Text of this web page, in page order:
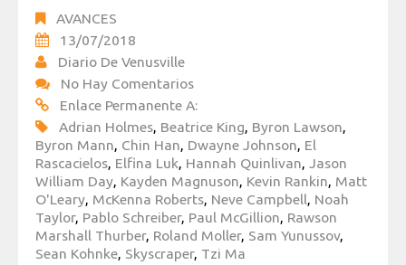
AVANCES
13/07/2018
Diario De Venusville
No Hay Comentarios
Enlace Permanente A:
Adrian Holmes, Beatrice King, Byron Lawson,
Byron Mann, Chin Han, Dwayne Johnson, El
Rascacielos, Elfina Luk, Hannah Quinlivan, Jason
William Day, Kayden Magnuson, Kevin Rankin, Matt
O'Leary, McKenna Roberts, Neve Campbell, Noah
Taylor, Pablo Schreiber, Paul McGillion, Rawson
Marshall Thurber, Roland Moller, Sam Yunussov,
Sean Kohnke, Skyscraper, Tzi Ma